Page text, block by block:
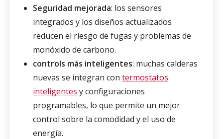
Seguridad mejorada: los sensores
integrados y los diseños actualizados
reducen el riesgo de fugas y problemas de
monóxido de carbono.
controls más inteligentes: muchas calderas
nuevas se integran con termostatos
inteligentes y configuraciones
programables, lo que permite un mejor
control sobre la comodidad y el uso de
energía.